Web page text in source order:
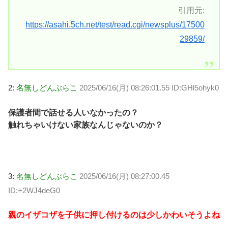
引用元:
https://asahi.5ch.net/test/read.cgi/newsplus/17500
29859/
2: 名無しどんぶらこ 2025/06/16(月) 08:26:01.55 ID:GHl5ohyk0
保護者間で話せる人いなかったの？
触れちゃいけない家族なんじゃないのか？
3: 名無しどんぶらこ 2025/06/16(月) 08:27:00.45
ID:+2WJ4deG0
親のイザコザを子供に押し付けるのは少しかわいそうよね